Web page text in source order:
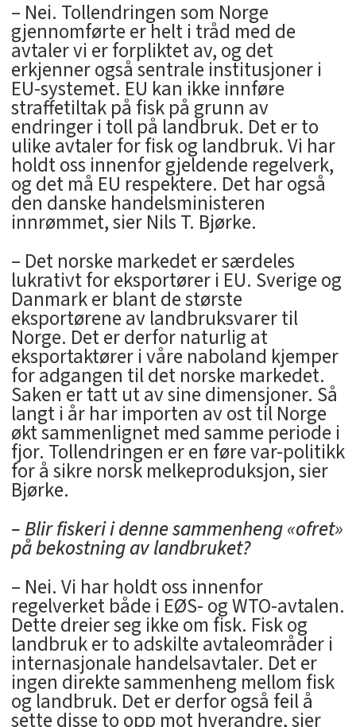
– Nei. Tollendringen som Norge
gjennomførte er helt i tråd med de
avtaler vi er forpliktet av, og det
erkjenner også sentrale institusjoner i
EU-systemet. EU kan ikke innføre
straffetiltak på fisk på grunn av
endringer i toll på landbruk. Det er to
ulike avtaler for fisk og landbruk. Vi har
holdt oss innenfor gjeldende regelverk,
og det må EU respektere. Det har også
den danske handelsministeren
innrømmet, sier Nils T. Bjørke.
– Det norske markedet er særdeles
lukrativt for eksportører i EU. Sverige og
Danmark er blant de største
eksportørene av landbruksvarer til
Norge. Det er derfor naturlig at
eksportaktører i våre naboland kjemper
for adgangen til det norske markedet.
Saken er tatt ut av sine dimensjoner. Så
langt i år har importen av ost til Norge
økt sammenlignet med samme periode i
fjor. Tollendringen er en føre var-politikk
for å sikre norsk melkeproduksjon, sier
Bjørke.
– Blir fiskeri i denne sammenheng «ofret»
på bekostning av landbruket?
– Nei. Vi har holdt oss innenfor
regelverket både i EØS- og WTO-avtalen.
Dette dreier seg ikke om fisk. Fisk og
landbruk er to adskilte avtaleområder i
internasjonale handelsavtaler. Det er
ingen direkte sammenheng mellom fisk
og landbruk. Det er derfor også feil å
sette disse to opp mot hverandre, sier